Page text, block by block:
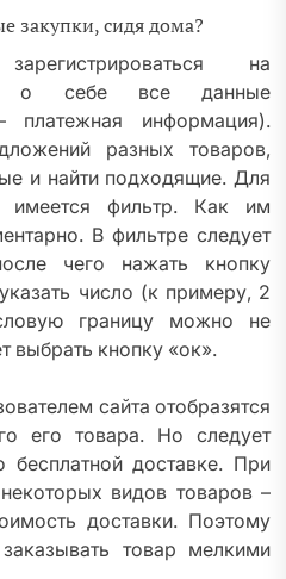
закупки, сидя дома?
на
о себе все данные
платежная информация).
разных товаров,
и найти подходящие. Для
имеется фильтр. Как им
В фильтре следует
чего нажать кнопку
число (к примеру, 2
границу можно не
выбрать кнопку «ок».
сайта отобразятся
его товара. Но следует
доставке. При
видов товаров –
доставки. Поэтому
товар мелкими